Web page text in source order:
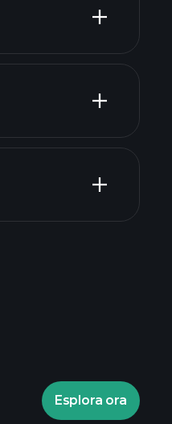
finanziari
torneos
Esplora ora